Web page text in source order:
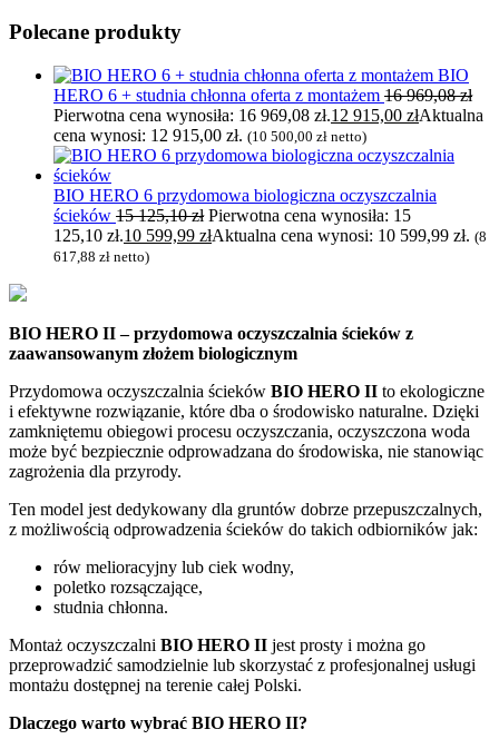
Polecane produkty
BIO
HERO 6 + studnia chłonna oferta z montażem 16 969,08zł
Pierwotna cena wynosiła: 16 969,08 zł.12 915,00 złAktualna
cena wynosi: 12 915,00 zł. (10 500,00 zł netto)
BIO HERO 6 przydomowa biologiczna oczyszczalnia
ścieków 15 125,10zł Pierwotna cena wynosiła: 15
125,10 zł.10 599,99 złAktualna cena wynosi: 10 599,99 zł. (8
617,88 zł netto)
BIO HERO II – przydomowa oczyszczalnia ścieków z
zaawansowanym złożem biologicznym
Przydomowa oczyszczalnia ścieków BIO HERO II to ekologiczne
i efektywne rozwiązanie, które dba o środowisko naturalne. Dzięki
zamkniętemu obiegowi procesu oczyszczania, oczyszczona woda
może być bezpiecznie odprowadzana do środowiska, nie stanowiąc
zagrożenia dla przyrody.
Ten model jest dedykowany dla gruntów dobrze przepuszczalnych,
z możliwością odprowadzenia ścieków do takich odbiorników jak:
rów melioracyjny lub ciek wodny,
poletko rozsączające,
studnia chłonna.
Montaż oczyszczalni BIO HERO II jest prosty i można go
przeprowadzić samodzielnie lub skorzystać z profesjonalnej usługi
montażu dostępnej na terenie całej Polski.
Dlaczego warto wybrać BIO HERO II?